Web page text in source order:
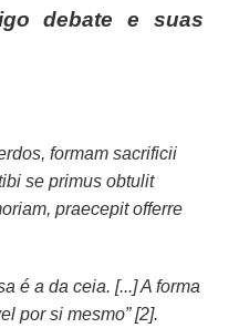
debate e suas
formam sacrificii
se primus obtulit
praecepit offerre
é a da ceia. [...] A forma
por si mesmo” [2].